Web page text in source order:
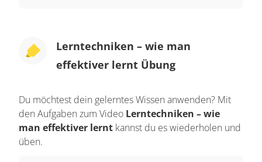
Lerntechniken – wie man
effektiver lernt Übung
Du möchtest dein gelerntes Wissen anwenden? Mit
den Aufgaben zum Video Lerntechniken – wie
man effektiver lernt kannst du es wiederholen und
üben.